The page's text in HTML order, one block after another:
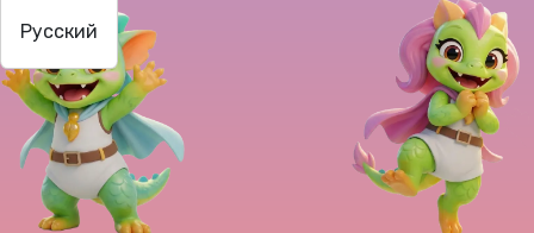
Русский